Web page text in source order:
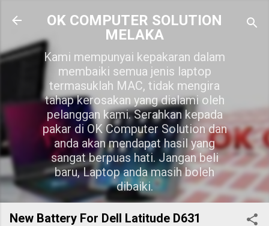
Skip to main content
OK COMPUTER SOLUTION
MELAKA
Kami mempunyai kepakaran dalam
membaiki semua jenis laptop
termasuklah MAC, tidak mengira
tahap kerosakan yang dialami oleh
pelanggan kami. Serahkan kepada
pakar di OK Computer Solution dan
anda akan mendapat hasil yang
sangat berpuas hati. Jangan beli
baru, Laptop anda masih boleh
dibaiki.
New Battery For Dell Latitude D631